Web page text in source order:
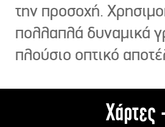
την προσοχή.
πολλαπλά δυναμικά
πλούσιο οπτικό